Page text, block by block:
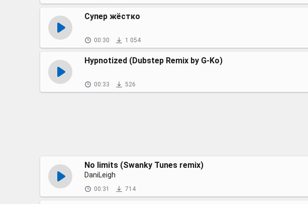
Супер жёстко
00:30 1 054
Hypnotized (Dubstep Remix by G-Ko)
00:33 526
No limits (Swanky Tunes remix)
DaniLeigh
00:31 714